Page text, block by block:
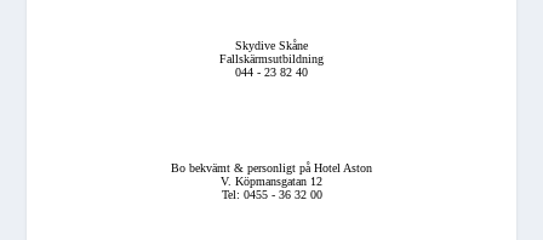
Skydive Skåne
Fallskärmsutbildning
044 - 23 82 40
Bo bekvämt & personligt på Hotel Aston
V. Köpmansgatan 12
Tel: 0455 - 36 32 00